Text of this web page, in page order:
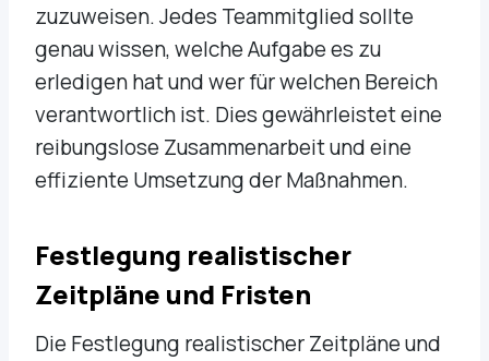
zuzuweisen. Jedes Teammitglied sollte
genau wissen, welche Aufgabe es zu
erledigen hat und wer für welchen Bereich
verantwortlich ist. Dies gewährleistet eine
reibungslose Zusammenarbeit und eine
effiziente Umsetzung der Maßnahmen.
Festlegung realistischer
Zeitpläne und Fristen
Die Festlegung realistischer Zeitpläne und